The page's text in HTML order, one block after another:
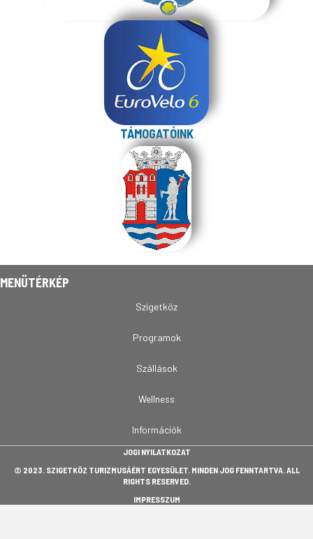
TÁMOGATÓINK
MENÜTÉRKÉP
Szigetköz
Programok
Szállások
Wellness
Információk
JOGI NYILATKOZAT
© 2023. SZIGETKÖZ TURIZMUSÁÉRT EGYESÜLET. MINDEN JOG FENNTARTVA. ALL
RIGHTS RESERVED.
IMPRESSZUM